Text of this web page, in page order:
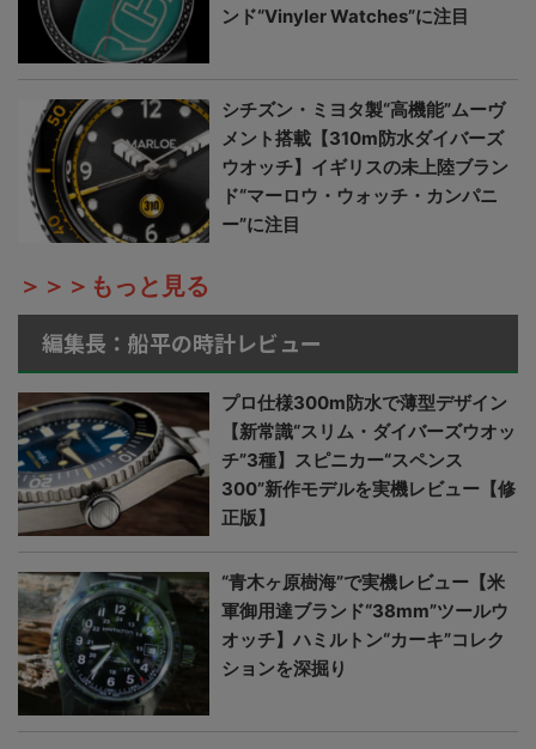
ンド“Vinyler Watches”に注目
シチズン・ミヨタ製“高機能”ムーヴ
メント搭載【310m防水ダイバーズ
ウオッチ】イギリスの未上陸ブラン
ド“マーロウ・ウォッチ・カンパニ
ー”に注目
＞＞＞もっと見る
編集長：船平の時計レビュー
プロ仕様300m防水で薄型デザイン
【新常識“スリム・ダイバーズウオッ
チ”3種】スピニカー“スペンス
300”新作モデルを実機レビュー【修
正版】
“青木ヶ原樹海”で実機レビュー【米
軍御用達ブランド“38mm”ツールウ
オッチ】ハミルトン“カーキ”コレク
ションを深掘り